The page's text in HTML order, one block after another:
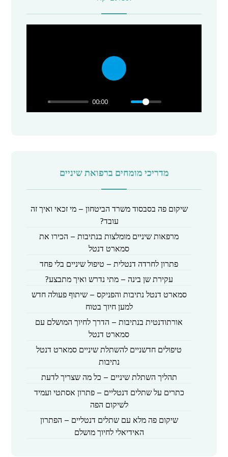
00:00
P
מדריכי מומחים ברפואת שיניים
שיקום פה בסבסוד משרד הביטחון – מי זכאי ואיך זה
עובד?
מרפאות שיניים מומלצות בנתיבות – הכירו את
סמארט דנטל
פתרון לחרדה דנטלית – טיפול שיניים בלי פחד
עקירת שן בינה – מתי נדרש ואיך מתבצע?
סמארט דנטל נתיבות והפניקס – שיתוף פעולה חדש
למען חיוך בטוח
אורתודנטית בנתיבות – הדרך לחיוך המושלם עם
סמארט דנטל
טיפולים חדשניים להשתלת שיניים סמארט דנטל
נתיבות
תהליך השתלת שיניים – כל מה שצריך לדעת
כתרים על שתלים דנטליים – פתרון אסתטי ועמיד
לשיקום הפה
שיקום פה מלא עם שתלים דנטליים – הפתרון
האידיאלי לחיוך מושלם